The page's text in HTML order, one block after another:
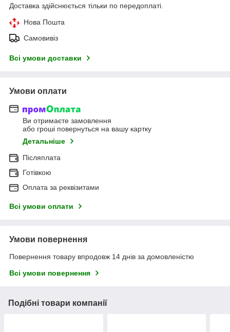
Доставка здійснюється тільки по передоплаті.
Нова Пошта
Самовивіз
Всі умови доставки
Умови оплати
Ви отримаєте замовлення
або гроші повернуться на вашу картку
Детальніше
Післяплата
Готівкою
Оплата за реквізитами
Всі умови оплати
Умови повернення
Повернення товару впродовж 14 днів за домовленістю
Всі умови повернення
Подібні товари компанії